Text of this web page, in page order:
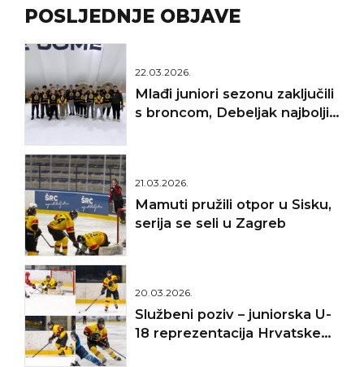
POSLJEDNJE OBJAVE
22.03.2026.
Mlađi juniori sezonu zaključili
s broncom, Debeljak najbolji
21.03.2026.
Mamuti pružili otpor u Sisku,
serija se seli u Zagreb
20.03.2026.
Službeni poziv – juniorska U-
18 reprezentacija Hrvatske